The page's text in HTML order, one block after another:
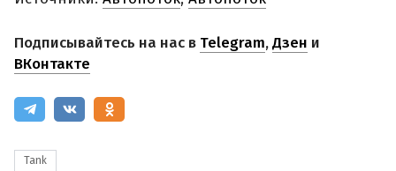
Подписывайтесь на нас в Telegram,Дзен и
ВКонтакте
Tank